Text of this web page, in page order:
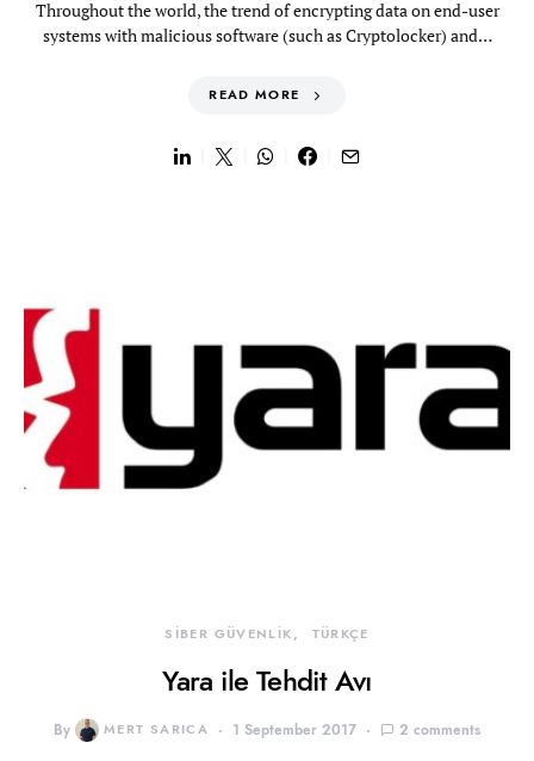
Throughout the world, the trend of encrypting data on end-user
systems with malicious software (such as Cryptolocker) and…
READ MORE
SİBER GÜVENLİK TÜRKÇE
Yara ile Tehdit Avı
By MERT SARICA 1 September 2017 2 comments